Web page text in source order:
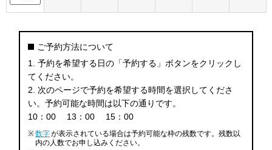
ご予約方法について
1. 予約を希望する日の「予約する」ボタンをクリックし
てください。
2. 次のページで予約を希望する時間を選択してくださ
い。予約可能な時間は以下の通りです。
10：00
13：00 15：00
※数字が表示されている場合は予約可能な枠の残数です。残数以
内の人数でお申し込みください。